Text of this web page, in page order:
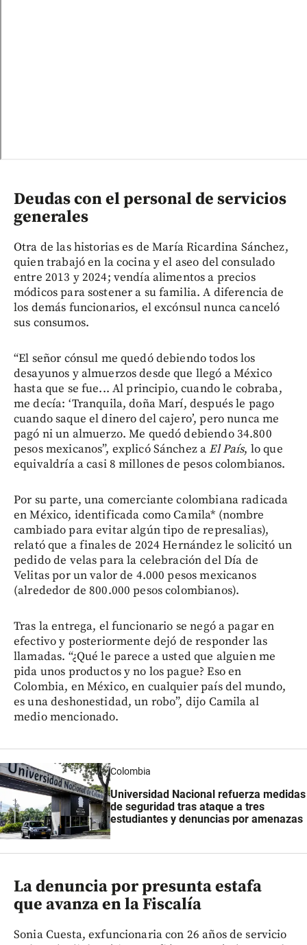
Deudas con el personal de servicios
generales
Otra de las historias es de María Ricardina Sánchez,
quien trabajó en la cocina y el aseo del consulado
entre 2013 y 2024; vendía alimentos a precios
módicos para sostener a su familia. A diferencia de
los demás funcionarios, el excónsul nunca canceló
sus consumos.
“El señor cónsul me quedó debiendo todos los
desayunos y almuerzos desde que llegó a México
hasta que se fue... Al principio, cuando le cobraba,
me decía: ‘Tranquila, doña Marí, después le pago
cuando saque el dinero del cajero’, pero nunca me
pagó ni un almuerzo. Me quedó debiendo 34.800
pesos mexicanos”, explicó Sánchez aEl País, lo que
equivaldría a casi 8 millones de pesos colombianos.
Por su parte, una comerciante colombiana radicada
en México, identificada como Camila* (nombre
cambiado para evitar algún tipo de represalias),
relató que a finales de 2024 Hernández le solicitó un
pedido de velas para la celebración del Día de
Velitas por un valor de 4.000 pesos mexicanos
(alrededor de 800.000 pesos colombianos).
Tras la entrega, el funcionario se negó a pagar en
efectivo y posteriormente dejó de responder las
llamadas. “¿Qué le parece a usted que alguien me
pida unos productos y no los pague? Eso en
Colombia, en México, en cualquier país del mundo,
es una deshonestidad, un robo”, dijo Camila al
medio mencionado.
Colombia
Universidad Nacional refuerza medidas
de seguridad tras ataque a tres
estudiantes y denuncias por amenazas
La denuncia por presunta estafa
que avanza en la Fiscalía
Sonia Cuesta, exfuncionaria con 26 años de servicio